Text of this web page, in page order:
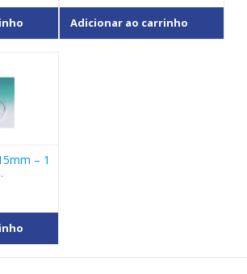
Adicionar ao carrinho
– 1